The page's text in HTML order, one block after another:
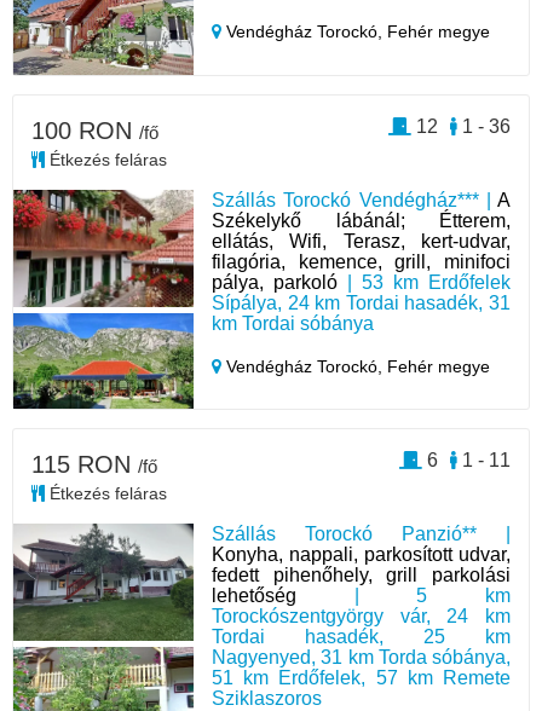
Vendégház Torockó, Fehér megye
Szállás Torockó Vendégház*** | A
Székelykő lábánál; Étterem,
ellátás, Wifi, Terasz, kert-udvar,
filagória, kemence, grill, minifoci
pálya, parkoló | 53 km Erdőfelek
Sípálya, 24 km Tordai hasadék, 31
km Tordai sóbánya
Vendégház Torockó, Fehér megye
100 RON /fő
Étkezés feláras
1 - 36
12
Szállás Torockó Panzió** |
Konyha, nappali, parkosított udvar,
fedett pihenőhely, grill parkolási
lehetőség | 5 km
Torockószentgyörgy vár, 24 km
Tordai hasadék, 25 km
Nagyenyed, 31 km Torda sóbánya,
51 km Erdőfelek, 57 km Remete
Sziklaszoros
115 RON /fő
Étkezés feláras
1 - 11
6